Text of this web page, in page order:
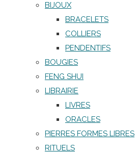
BIJOUX
BRACELETS
COLLIERS
PENDENTIFS
BOUGIES
FENG SHUI
LIBRAIRIE
LIVRES
ORACLES
PIERRES FORMES LIBRES
RITUELS